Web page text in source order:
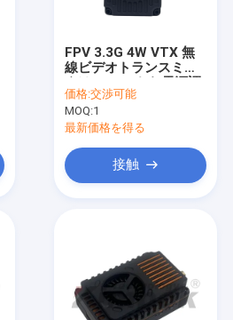
FPV 3.3G 4W VTX 無
線ビデオトランスミッ
整と冷却扇を搭載し,長
距離FPVビデオ送信が
可能である.
価格:交渉可能
MOQ:1
最新価格を得る
接触